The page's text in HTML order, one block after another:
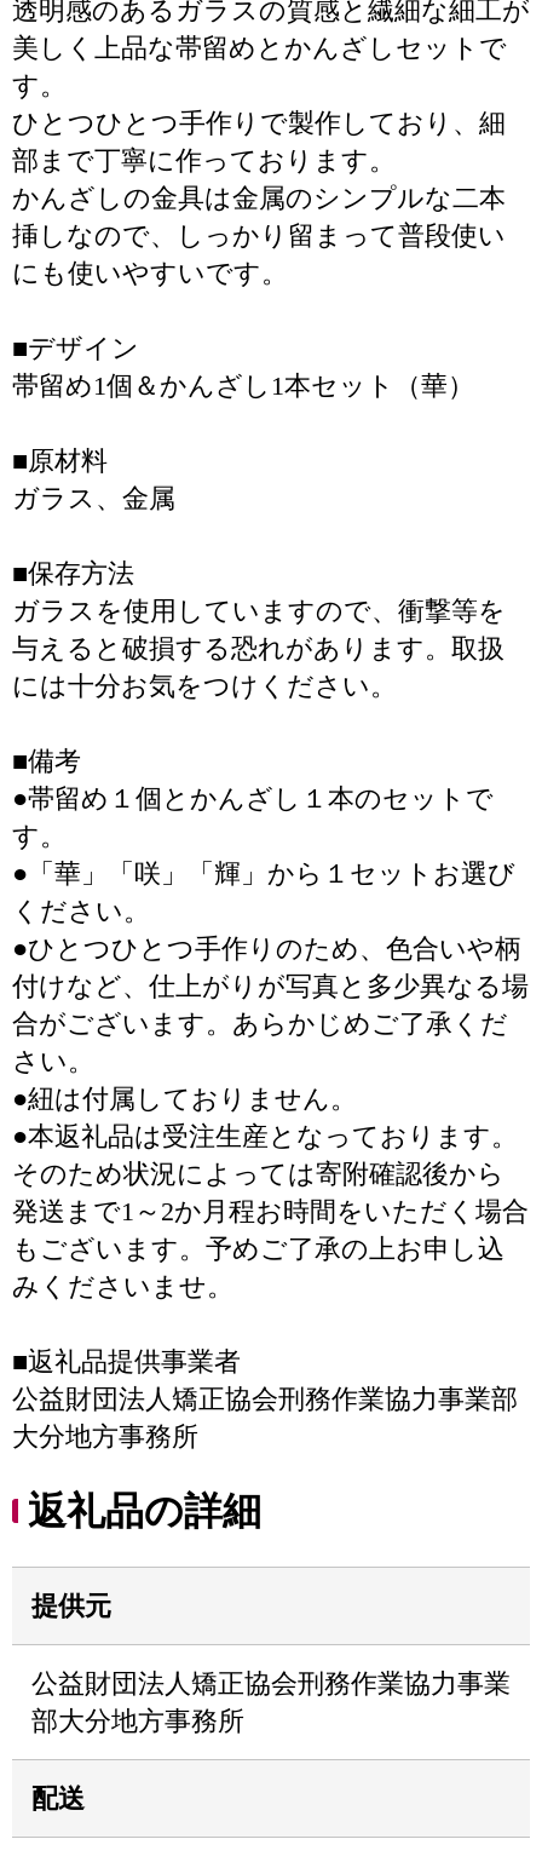
透明感のあるガラスの質感と繊細な細工が
美しく上品な帯留めとかんざしセットで
す。
ひとつひとつ手作りで製作しており、細
部まで丁寧に作っております。
かんざしの金具は金属のシンプルな二本
挿しなので、しっかり留まって普段使い
にも使いやすいです。
■デザイン
帯留め1個＆かんざし1本セット（華）
■原材料
ガラス、金属
■保存方法
ガラスを使用していますので、衝撃等を
与えると破損する恐れがあります。取扱
には十分お気をつけください。
■備考
●帯留め１個とかんざし１本のセットで
す。
●「華」「咲」「輝」から１セットお選び
ください。
●ひとつひとつ手作りのため、色合いや柄
付けなど、仕上がりが写真と多少異なる場
合がございます。あらかじめご了承くだ
さい。
●紐は付属しておりません。
●本返礼品は受注生産となっております。
そのため状況によっては寄附確認後から
発送まで1～2か月程お時間をいただく場合
もございます。予めご了承の上お申し込
みくださいませ。
■返礼品提供事業者
公益財団法人矯正協会刑務作業協力事業部
大分地方事務所
返礼品の詳細
提供元
公益財団法人矯正協会刑務作業協力事業
部大分地方事務所
配送